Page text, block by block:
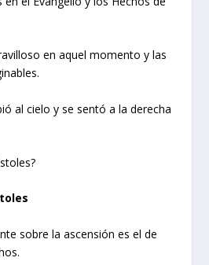
en aquel momento y las
al cielo y se sentó a la derecha
sobre la ascensión es el de